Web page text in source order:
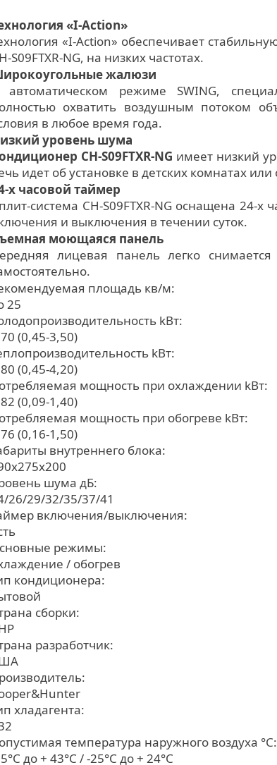
«I-Action»
«I-Action» обеспечивает
S09FTXR-NG, на низких частотах.
жалюзи
автоматическом режиме SWING,
охватить воздушным потоком
в любое время года.
уровень шума
CH-S09FTXR-NG имеет низкий
идет об установке в детских комнатах или
х часовой таймер
система CH-S09FTXR-NG оснащена 24-
и выключения в течении суток.
моющаяся панель
лицевая панель легко
площадь кв/м:
25
kВт:
(0,45-3,50)
kВт:
(0,45-4,20)
мощность при охлаждении kВт:
(0,09-1,40)
мощность при обогреве kВт:
(0,16-1,50)
внутреннего блока:
шума дБ:
26/29/32/35/37/41
включения/выключения:
режимы:
/ обогрев
кондиционера:
сборки:
разработчик:
хладагента:
температура наружного воздуха °С:
до + 43°C / -25°C до + 24°C